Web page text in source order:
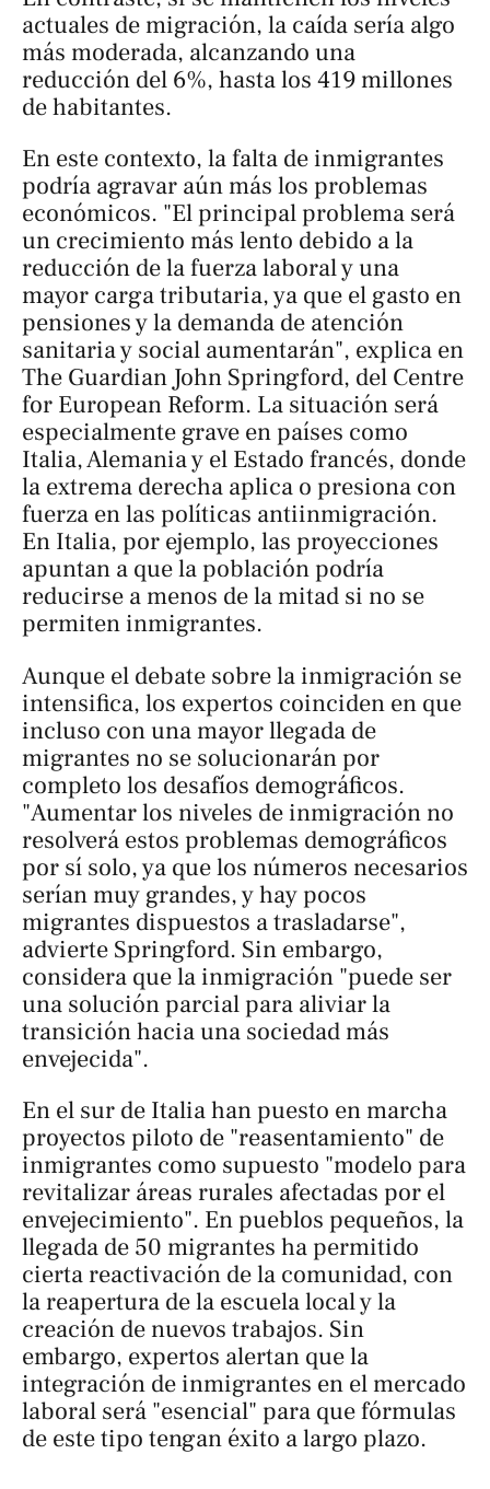
actuales de migración, la caída sería algo
más moderada, alcanzando una
reducción del 6%, hasta los 419 millones
de habitantes.
En este contexto, la falta de inmigrantes
podría agravar aún más los problemas
económicos. "El principal problema será
un crecimiento más lento debido a la
reducción de la fuerza laboral y una
mayor carga tributaria, ya que el gasto en
pensiones y la demanda de atención
sanitaria y social aumentarán", explica en
The Guardian John Springford, del Centre
for European Reform. La situación será
especialmente grave en países como
Italia, Alemania y el Estado francés, donde
la extrema derecha aplica o presiona con
fuerza en las políticas antiinmigración.
En Italia, por ejemplo, las proyecciones
apuntan a que la población podría
reducirse a menos de la mitad si no se
permiten inmigrantes.
Aunque el debate sobre la inmigración se
intensifica, los expertos coinciden en que
incluso con una mayor llegada de
migrantes no se solucionarán por
completo los desafíos demográficos.
"Aumentar los niveles de inmigración no
resolverá estos problemas demográficos
por sí solo, ya que los números necesarios
serían muy grandes, y hay pocos
migrantes dispuestos a trasladarse",
advierte Springford. Sin embargo,
considera que la inmigración "puede ser
una solución parcial para aliviar la
transición hacia una sociedad más
envejecida".
En el sur de Italia han puesto en marcha
proyectos piloto de "reasentamiento" de
inmigrantes como supuesto "modelo para
revitalizar áreas rurales afectadas por el
envejecimiento". En pueblos pequeños, la
llegada de 50 migrantes ha permitido
cierta reactivación de la comunidad, con
la reapertura de la escuela local y la
creación de nuevos trabajos. Sin
embargo, expertos alertan que la
integración de inmigrantes en el mercado
laboral será "esencial" para que fórmulas
de este tipo tengan éxito a largo plazo.